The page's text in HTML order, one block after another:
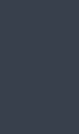
hacen
Ures,
representa